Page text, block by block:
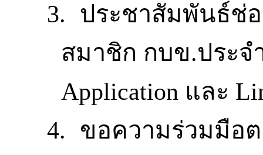
3.
ประชาสัมพันธ์ช่อ
สมาชิก กบข.ประจ
Application และ
4.
ขอความร่วมมือ